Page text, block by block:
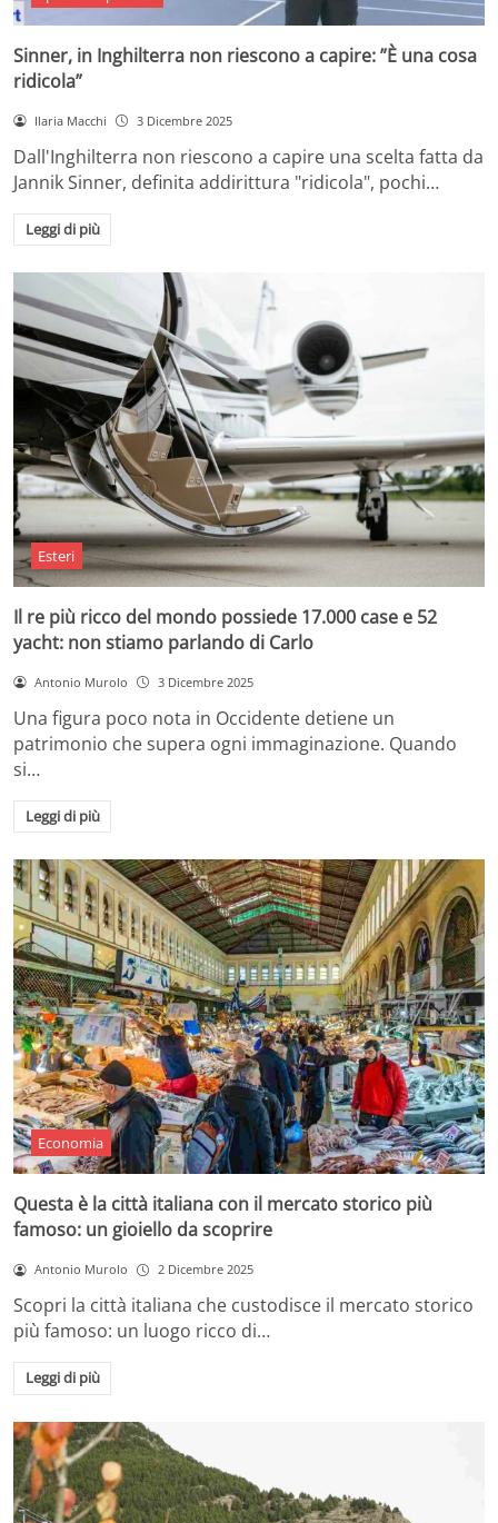
Sinner, in Inghilterra non riescono a capire: ”È una cosa
ridicola”
Ilaria Macchi 3 Dicembre 2025
Dall'Inghilterra non riescono a capire una scelta fatta da
Jannik Sinner, definita addirittura "ridicola", pochi…
Leggi di più
Esteri
Il re più ricco del mondo possiede 17.000 case e 52
yacht: non stiamo parlando di Carlo
Antonio Murolo 3 Dicembre 2025
Una figura poco nota in Occidente detiene un
patrimonio che supera ogni immaginazione. Quando
si…
Leggi di più
Economia
Questa è la città italiana con il mercato storico più
famoso: un gioiello da scoprire
Antonio Murolo 2 Dicembre 2025
Scopri la città italiana che custodisce il mercato storico
più famoso: un luogo ricco di…
Leggi di più